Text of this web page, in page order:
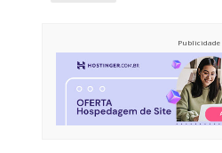
Publicidade